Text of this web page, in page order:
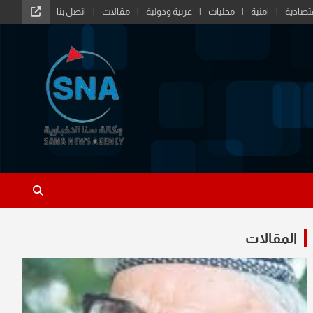
امنية محليات عربية ودولية مقالات اتصل بنا
المقالات